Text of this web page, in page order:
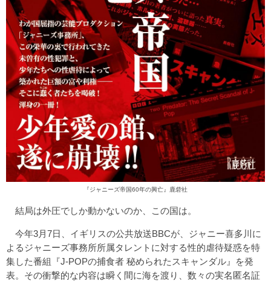
『ジャニーズ帝国60年の興亡』鹿砦社
結局は外圧でしか動かないのか、この国は。
今年3月7日、イギリスの公共放送BBCが、ジャニー喜多川に
よるジャニーズ事務所所属タレントに対する性的虐待疑惑を特
集した番組『J-POPの捕食者 秘められたスキャンダル』を発
表。その衝撃的な内容は瞬く間に海を渡り、数々の実名匿名証